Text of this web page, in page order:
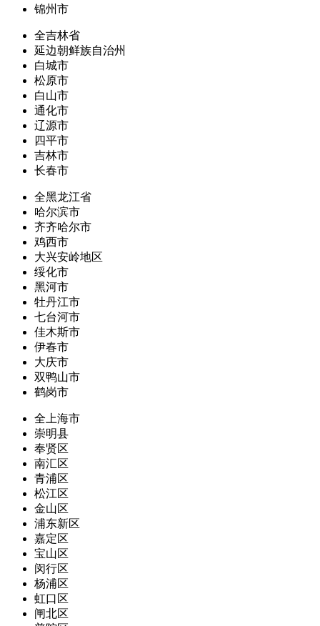
锦州市
全吉林省
延边朝鲜族自治州
白城市
松原市
白山市
通化市
辽源市
四平市
吉林市
长春市
全黑龙江省
哈尔滨市
齐齐哈尔市
鸡西市
大兴安岭地区
绥化市
黑河市
牡丹江市
七台河市
佳木斯市
伊春市
大庆市
双鸭山市
鹤岗市
全上海市
崇明县
奉贤区
南汇区
青浦区
松江区
金山区
浦东新区
嘉定区
宝山区
闵行区
杨浦区
虹口区
闸北区